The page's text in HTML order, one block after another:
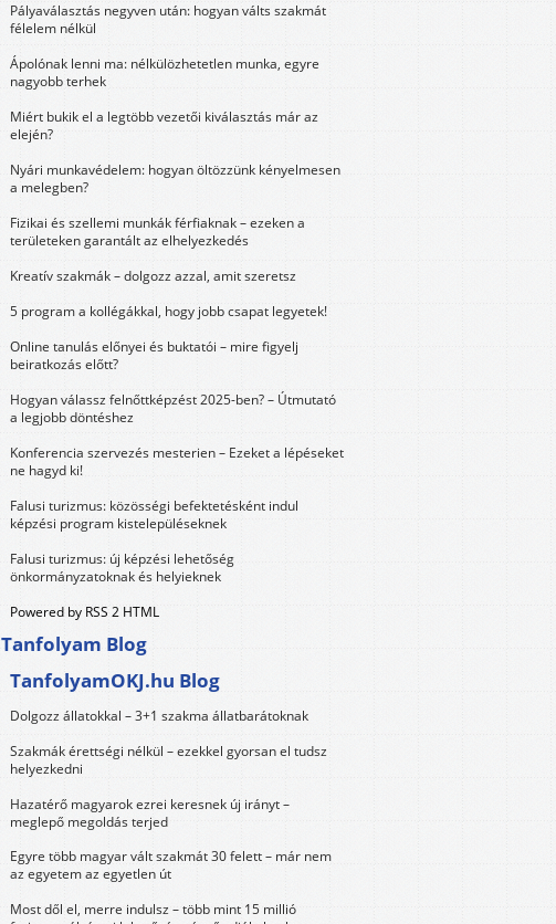
Pályaválasztás negyven után: hogyan válts szakmát
félelem nélkül
Ápolónak lenni ma: nélkülözhetetlen munka, egyre
nagyobb terhek
Miért bukik el a legtöbb vezetői kiválasztás már az
elején?
Nyári munkavédelem: hogyan öltözzünk kényelmesen
a melegben?
Fizikai és szellemi munkák férfiaknak – ezeken a
területeken garantált az elhelyezkedés
Kreatív szakmák – dolgozz azzal, amit szeretsz
5 program a kollégákkal, hogy jobb csapat legyetek!
Online tanulás előnyei és buktatói – mire figyelj
beiratkozás előtt?
Hogyan válassz felnőttképzést 2025-ben? – Útmutató
a legjobb döntéshez
Konferencia szervezés mesterien – Ezeket a lépéseket
ne hagyd ki!
Falusi turizmus: közösségi befektetésként indul
képzési program kistelepüléseknek
Falusi turizmus: új képzési lehetőség
önkormányzatoknak és helyieknek
Powered by RSS 2 HTML
Tanfolyam Blog
TanfolyamOKJ.hu Blog
Dolgozz állatokkal – 3+1 szakma állatbarátoknak
Szakmák érettségi nélkül – ezekkel gyorsan el tudsz
helyezkedni
Hazatérő magyarok ezrei keresnek új irányt –
meglepő megoldás terjed
Egyre több magyar vált szakmát 30 felett – már nem
az egyetem az egyetlen út
Most dől el, merre indulsz – több mint 15 millió